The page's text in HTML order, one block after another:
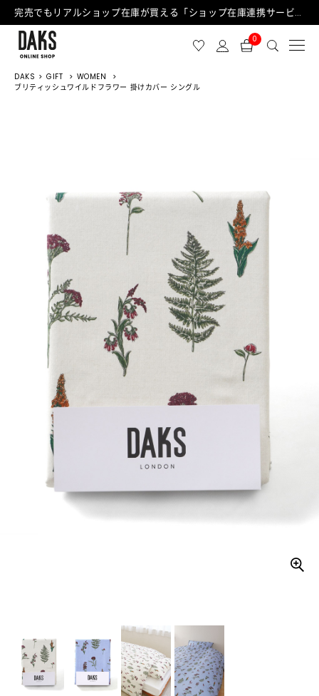
完売でもリアルショップ在庫が買える「ショップ在庫連携サービス」が日中もご利用可能になりました！
0
DAKS GIFT
WOMEN
ブリティッシュワイルドフラワー 掛けカバー シングル